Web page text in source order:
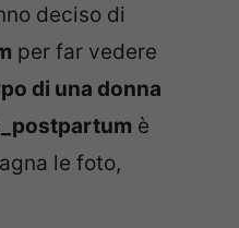
deciso di
per far vedere
di una donna
è
le foto,